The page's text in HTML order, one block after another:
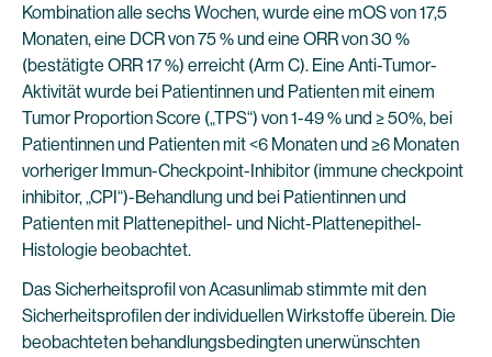
Kombination alle sechs Wochen, wurde eine mOS von 17,5
Monaten, eine DCR von 75 % und eine ORR von 30 %
(bestätigte ORR 17 %) erreicht (Arm C). Eine Anti-Tumor-
Aktivität wurde bei Patientinnen und Patienten mit einem
Tumor Proportion Score („TPS“) von 1-49 % und ≥ 50%, bei
Patientinnen und Patienten mit <6 Monaten und ≥6 Monaten
vorheriger Immun-Checkpoint-Inhibitor (immune checkpoint
inhibitor, „CPI“)-Behandlung und bei Patientinnen und
Patienten mit Plattenepithel- und Nicht-Plattenepithel-
Histologie beobachtet.
Das Sicherheitsprofil von Acasunlimab stimmte mit den
Sicherheitsprofilen der individuellen Wirkstoffe überein. Die
beobachteten behandlungsbedingten unerwünschten